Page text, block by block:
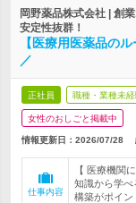
岡野薬品株式会社 | 創
安定性抜群！
【医療用医薬品の
／
正社員 職種・業種未
女性のおしごと掲載中
情報更新日：2026/07/28
仕事内容
【 医療機関
知識から学
構築がポイン